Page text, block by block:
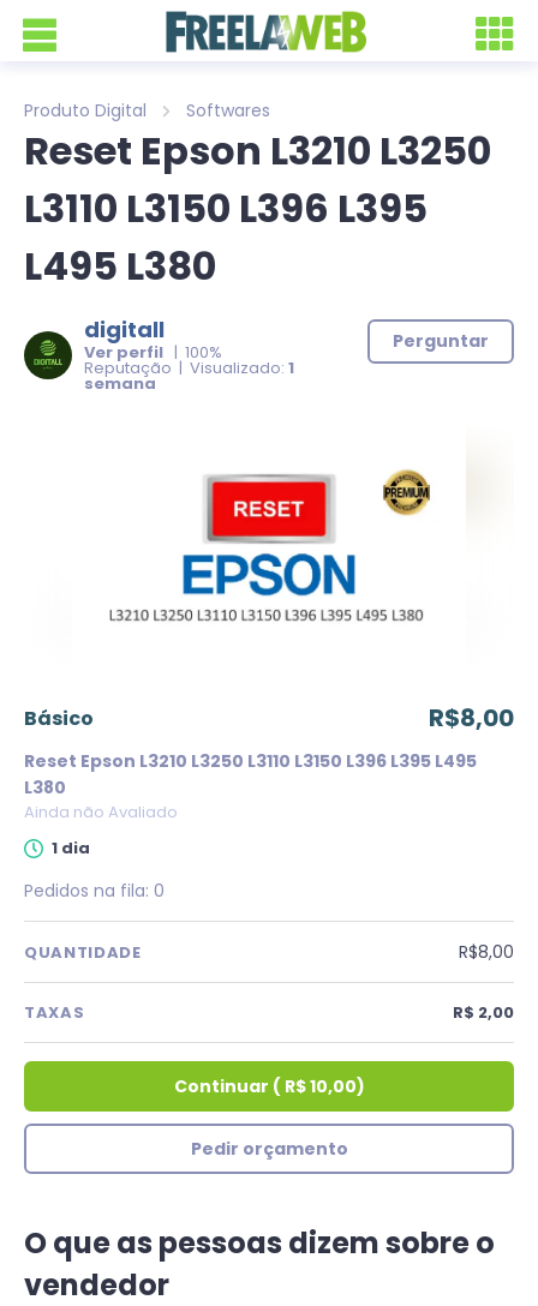
Produto Digital Softwares
Reset Epson L3210 L3250
L3110 L3150 L396 L395
L495 L380
digitall
Ver perfil | 100%
Reputação | Visualizado: 1
semana
Perguntar
básico R$8,00
Reset Epson L3210 L3250 L3110 L3150 L396 L395 L495
L380
Ainda não Avaliado
1 dia
Pedidos na fila: 0
QUANTIDADE R$8,00
TAXAS R$ 2,00
Continuar ( R$ 10,00)
Pedir orçamento
O que as pessoas dizem sobre o
vendedor